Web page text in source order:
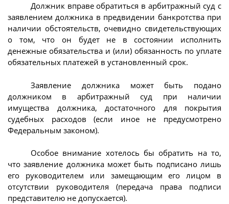
Должник вправе обратиться в арбитражный суд с
заявлением должника в предвидении банкротства при
наличии обстоятельств, очевидно свидетельствующих
о том, что он будет не в состоянии исполнить
денежные обязательства и (или) обязанность по уплате
обязательных платежей в установленный срок.
Заявление должника может быть подано
должником в арбитражный суд при наличии
имущества должника, достаточного для покрытия
судебных расходов (если иное не предусмотрено
Федеральным законом).
Особое внимание хотелось бы обратить на то,
что заявление должника может быть подписано лишь
его руководителем или замещающим его лицом в
отсутствии руководителя (передача права подписи
представителю не допускается).